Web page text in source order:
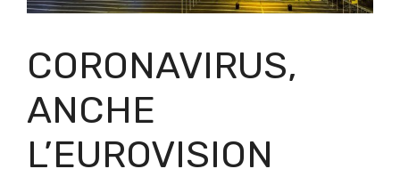
CORONAVIRUS,
ANCHE
L’EUROVISION